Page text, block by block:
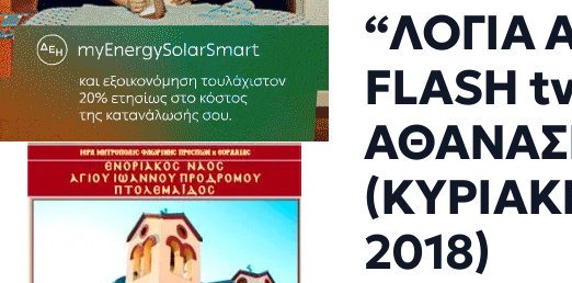
“ΛΟΓΙΑ
FLASH
2018)